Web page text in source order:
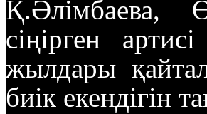
Қ.Әлімбаева,
сіңірген
жылдары
биік екендігін